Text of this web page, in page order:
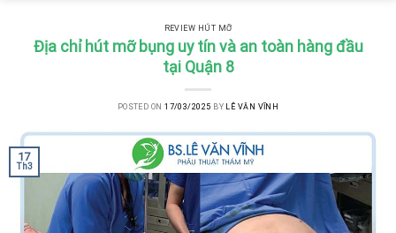
REVIEW HÚT MỠ
Địa chỉ hút mỡ bụng uy tín và an toàn hàng đầu
tại Quận 8
POSTED ON17/03/2025 BY LÊ VĂN VĨNH
17
Th3